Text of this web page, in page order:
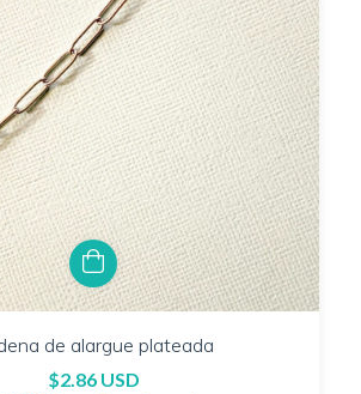
de alargue plateada
$2.86 USD